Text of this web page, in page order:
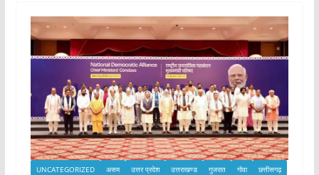
UNCATEGORIZED असम उत्तर प्रदेश उत्तराखण्ड गुजरात गोवा
छत्तीसगढ़